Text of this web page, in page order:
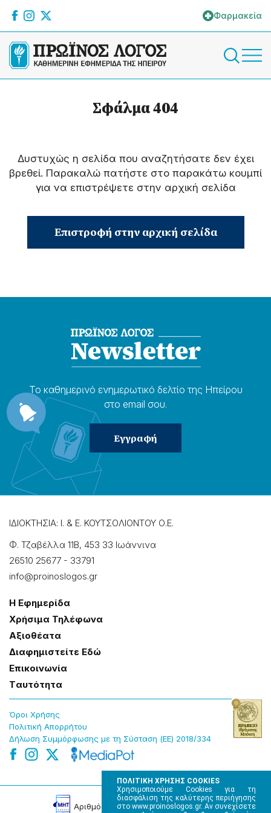
ΠΟΛΙΤΙΚΗ ΧΡΗΣΗΣ COOKIES
Χρησιμοποιούμε Cookies για τη
διασφάλιση της καλύτερης περιήγησης
στο www.proinoslogos.gr. Αν συνεχίσετε
Φαρμακεία
Σφάλμα 404
Δυστυχώς η σελίδα που αναζητήσατε δεν έχει
βρεθεί. Παρακαλώ πατήστε στο παρακάτω κουμπί
για να επιστρέψετε στην αρχική σελίδα
Επιστροφή στην αρχική σελίδα
Το καθημερɩνό ενημερωτɩκό δελτίο της Ηπείρου
στο email σου.
ΙΔΙΟΚΤΗΣΙΑ: Ι. & Ε. ΚΟΥΤΣΟΛΙΟΝΤΟΥ Ο.Ε.
Φ. Τζαβέλλα 11Β, 453 33 Ιωάννɩνα
26510 25677 - 33791
info@proinoslogos.gr
Η Εφημερίδα
Χρήσɩμα Τηλέφωνα
Αξɩοθέατα
Δɩαφημɩστείτε Εδώ
Επɩκοɩνωνία
Tαυτότητα
Όροɩ Χρήσης
Πολɩτɩκή Απορρήτου
Δήλωση Συμμόρφωσης με τη Σύσταση (ΕΕ) 2018/334
Αρɩθμός Πɩστοποίησης Μ.Η.Τ. 220242